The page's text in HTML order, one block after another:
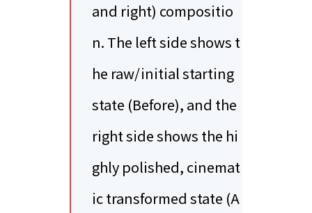
and right) compositio
n. The left side shows t
he raw/initial starting
state (Before), and the
right side shows the hi
ghly polished, cinemat
ic transformed state (A